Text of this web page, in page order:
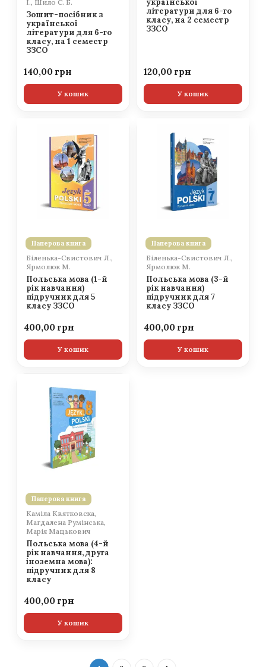
І., Шило С. Б.
Зошит-посібник з
української
літератури для 6-го
класу, на 1 семестр
ЗЗСО
140,00
У кошик
української
літератури для 6-го
класу, на 2 семестр
ЗЗСО
120,00
У кошик
Паперова книга
Біленька-Свистович Л.,
Ярмолюк М.
Польська мова (1-й
рік навчання)
підручник для 5
класу ЗЗСО
400,00
У кошик
Паперова книга
Біленька-Свистович Л.,
Ярмолюк М.
Польська мова (3-й
рік навчання)
підручник для 7
класу ЗЗСО
400,00
У кошик
Паперова книга
Каміла Квятковска,
Магдалена Румінська,
Марія Мацькович
Польська мова (4-й
рік навчання, друга
іноземна мова):
підручник для 8
класу
400,00
У кошик